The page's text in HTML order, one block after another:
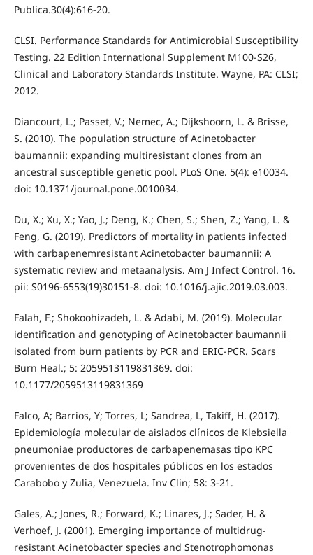
Publica.30(4):616-20.
CLSI. Performance Standards for Antimicrobial Susceptibility
Testing. 22 Edition International Supplement M100-S26,
Clinical and Laboratory Standards Institute. Wayne, PA: CLSI;
2012.
Diancourt, L.; Passet, V.; Nemec, A.; Dijkshoorn, L. & Brisse,
S. (2010). The population structure of Acinetobacter
baumannii: expanding multiresistant clones from an
ancestral susceptible genetic pool. PLoS One. 5(4): e10034.
doi: 10.1371/journal.pone.0010034.
Du, X.; Xu, X.; Yao, J.; Deng, K.; Chen, S.; Shen, Z.; Yang, L. &
Feng, G. (2019). Predictors of mortality in patients infected
with carbapenemresistant Acinetobacter baumannii: A
systematic review and metaanalysis. Am J Infect Control. 16.
pii: S0196-6553(19)30151-8. doi: 10.1016/j.ajic.2019.03.003.
Falah, F.; Shokoohizadeh, L. & Adabi, M. (2019). Molecular
identification and genotyping of Acinetobacter baumannii
isolated from burn patients by PCR and ERIC-PCR. Scars
Burn Heal.; 5: 2059513119831369. doi:
10.1177/2059513119831369
Falco, A; Barrios, Y; Torres, L; Sandrea, L, Takiff, H. (2017).
Epidemiología molecular de aislados clínicos de Klebsiella
pneumoniae productores de carbapenemasas tipo KPC
provenientes de dos hospitales públicos en los estados
Carabobo y Zulia, Venezuela. Inv Clin; 58: 3-21.
Gales, A.; Jones, R.; Forward, K.; Linares, J.; Sader, H. &
Verhoef, J. (2001). Emerging importance of multidrug-
resistant Acinetobacter species and Stenotrophomonas